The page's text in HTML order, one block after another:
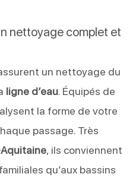
nettoyage complet et
un nettoyage du
ligne d’eau. Équipés de
la forme de votre
passage. Très
, ils conviennent
qu’aux bassins